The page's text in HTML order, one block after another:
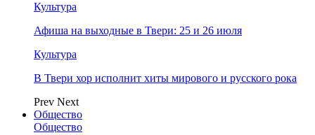
Культура
Афиша на выходные в Твери: 25 и 26 июля
Культура
В Твери хор исполнит хиты мирового и русского рока
Prev Next
Общество
Общество